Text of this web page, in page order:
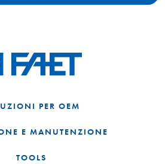
PER OEM
E MANUTENZIONE
TOOLS